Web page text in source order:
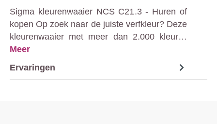
Sigma kleurenwaaier NCS C21.3 - Huren of
kopen Op zoek naar de juiste verfkleur? Deze
kleurenwaaier met meer dan 2.000 kleur…
Meer
Ervaringen